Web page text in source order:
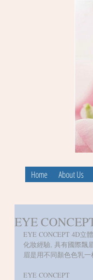
Home About Us
EYE
EYE CONCEPT 4D立
化妝經驗, 具有國際飄
眉是用不同顏色色乳
EYE CONCEPT